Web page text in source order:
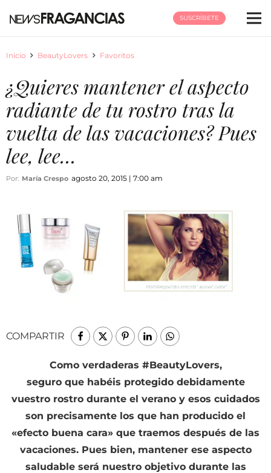
SUSCRÍBETE
Inicio BeautyLovers Favoritos
¿Quieres mantener el aspecto
radiante de tu rostro tras la
vuelta de las vacaciones? Pues
lee, lee…
Por: María Crespo agosto 20, 2015 | 7:00 am
COMPARTIR
Como verdaderas #BeautyLovers,
seguro que habéis protegido debidamente
vuestro rostro durante el verano y esos cuidados
son precisamente los que han producido el
«efecto buena cara» que traemos después de las
vacaciones. Pues bien, mantener ese aspecto
saludable será nuestro objetivo durante las